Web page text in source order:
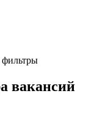
фильтры
вакансий